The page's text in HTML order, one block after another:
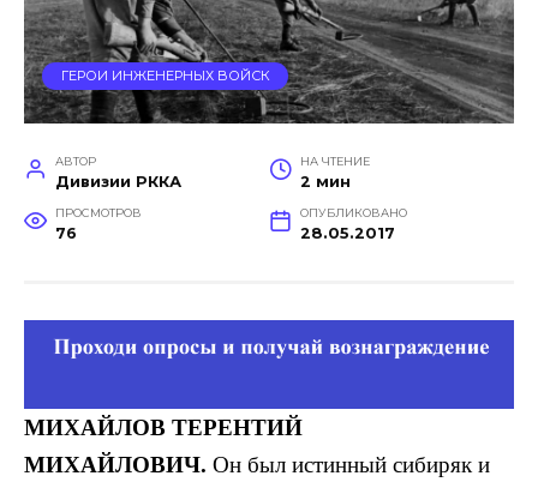
ГЕРОИ ИНЖЕНЕРНЫХ ВОЙСК
АВТОР
Дивизии РККА
НА ЧТЕНИЕ
2 мин
ПРОСМОТРОВ
76
ОПУБЛИКОВАНО
28.05.2017
МИХАЙЛОВ ТЕРЕНТИЙ
МИХАЙЛОВИЧ. Он был истинный сибиряк и